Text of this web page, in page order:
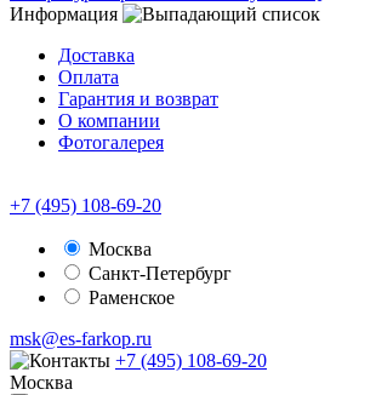
Информация
Доставка
Оплата
Гарантия и возврат
О компании
Фотогалерея
+7 (495) 108-69-20
Москва
Санкт-Петербург
Раменское
msk@es-farkop.ru
+7 (495) 108-69-20
Москва